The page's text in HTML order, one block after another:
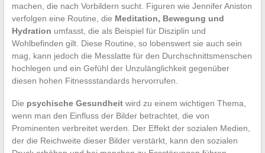
machen, die nach Vorbildern sucht. Figuren wie Jennifer Aniston
verfolgen eine Routine, die Meditation, Bewegung und
Hydration umfasst, die als Beispiel für Disziplin und
Wohlbefinden gilt. Diese Routine, so lobenswert sie auch sein
mag, kann jedoch die Messlatte für den Durchschnittsmenschen
hochlegen und ein Gefühl der Unzulänglichkeit gegenüber
diesen hohen Fitnessstandards hervorrufen.
Die psychische Gesundheitwird zu einem wichtigen Thema,
wenn man den Einfluss der Bilder betrachtet, die von
Prominenten verbreitet werden. Der Effekt der sozialen Medien,
der die Reichweite dieser Bilder verstärkt, kann den sozialen